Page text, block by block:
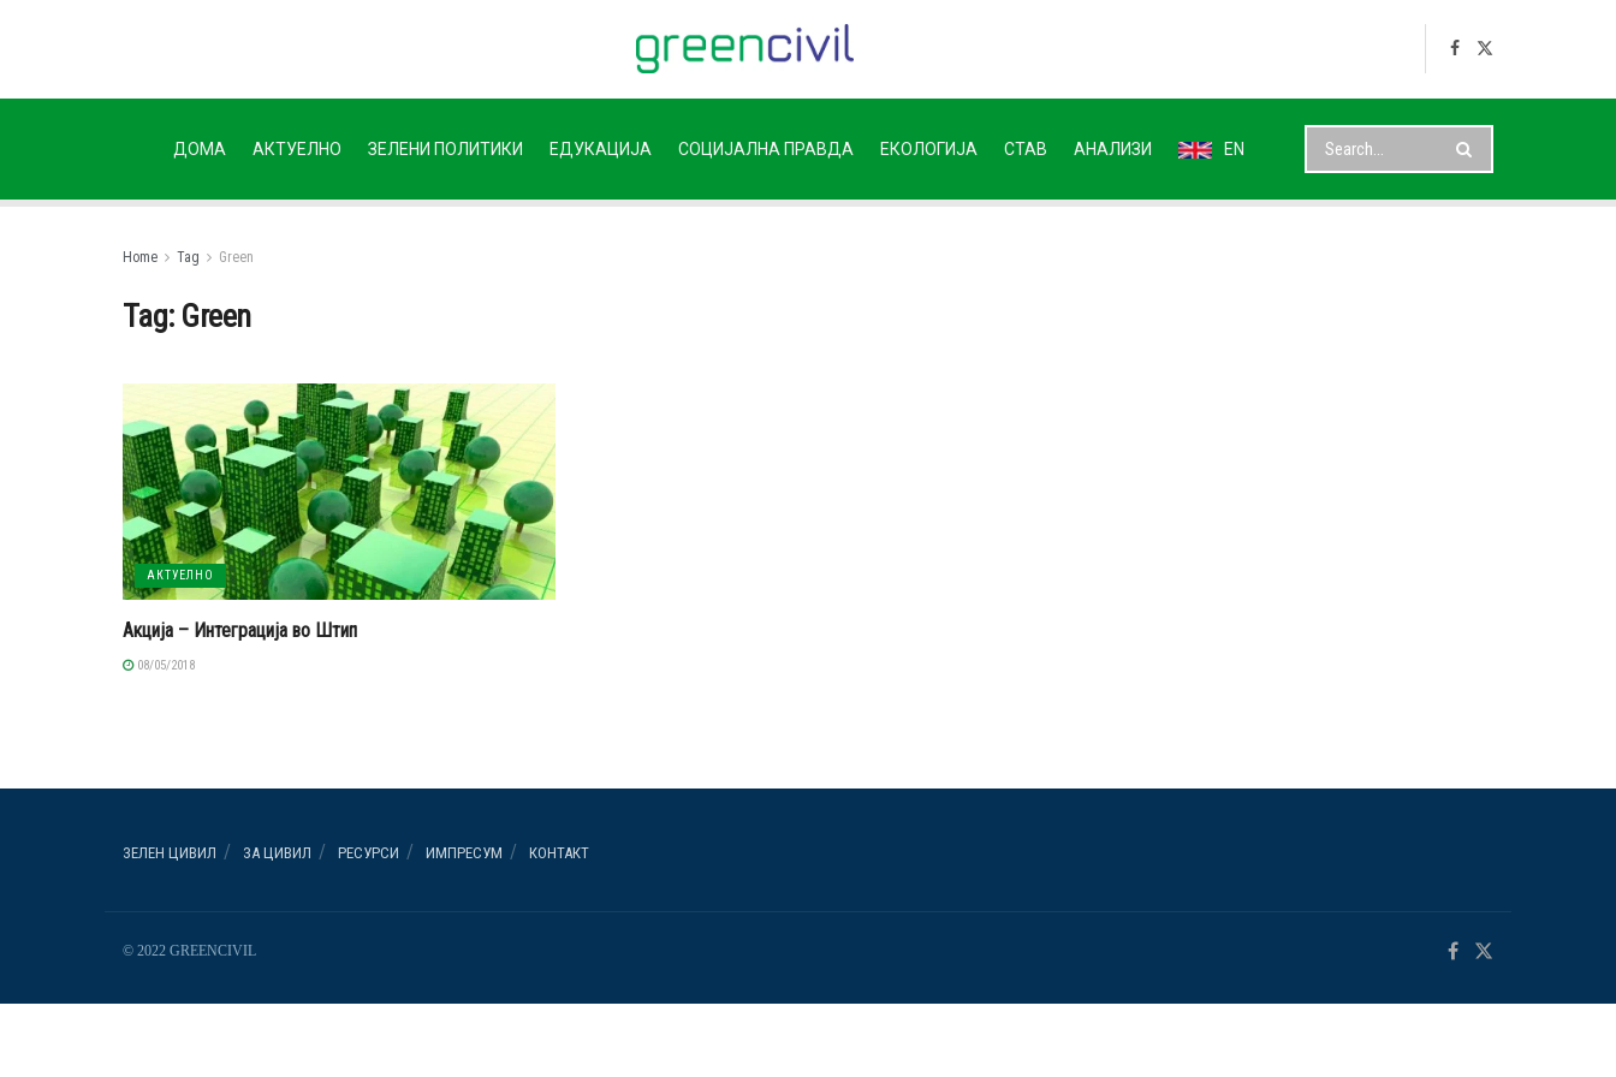
ДОМА АКТУЕЛНО ЗЕЛЕНИ ПОЛИТИКИ ЕДУКАЦИЈА СОЦИЈАЛНА ПРАВДА ЕКОЛОГИЈА СТАВ АНАЛИЗИ EN
Home Tag Green
Tag: Green
АКТУЕЛНО
Акција – Интеграција во Штип
08/05/2018
ЗЕЛЕН ЦИВИЛ ЗА ЦИВИЛ РЕСУРСИ ИМПРЕСУМ КОНТАКТ
© 2022 GREENCIVIL